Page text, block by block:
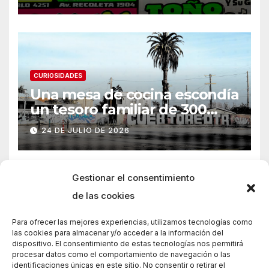
Gestionar el consentimiento
de las cookies
Para ofrecer las mejores experiencias, utilizamos tecnologías como
las cookies para almacenar y/o acceder a la información del
dispositivo. El consentimiento de estas tecnologías nos permitirá
procesar datos como el comportamiento de navegación o las
identificaciones únicas en este sitio. No consentir o retirar el
CURIOSIDADES
Una mesa de cocina escondía
un tesoro familiar de 300
años
24 DE JULIO DE 2026